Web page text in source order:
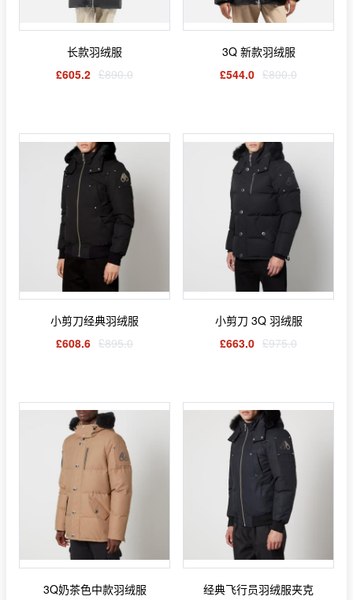
长款羽绒服
£605.2 £890.0
3Q 新款羽绒服
£544.0 £800.0
小剪刀经典羽绒服
£608.6 £895.0
小剪刀 3Q 羽绒服
£663.0 £975.0
3Q奶茶色中款羽绒服
经典飞行员羽绒服夹克